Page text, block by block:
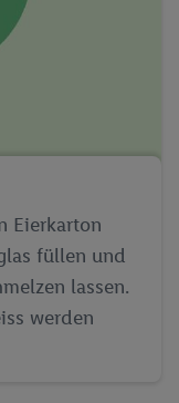
Eierkarton
füllen und
lassen.
werden